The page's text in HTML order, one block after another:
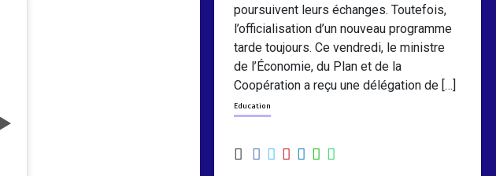
poursuivent leurs échanges. Toutefois,
l’officialisation d’un nouveau programme
tarde toujours. Ce vendredi, le ministre
de l’Économie, du Plan et de la
Coopération a reçu une délégation de […]
Education